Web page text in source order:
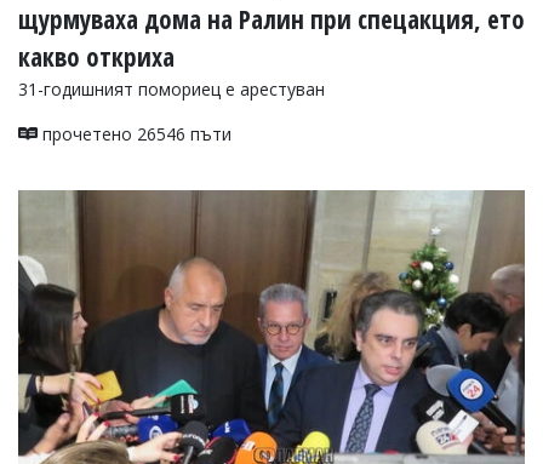
ни!
щурмуваха дома на Ралин при спецакция, ето
какво откриха
31-годишният помориец е арестуван
прочетено 26546 пъти